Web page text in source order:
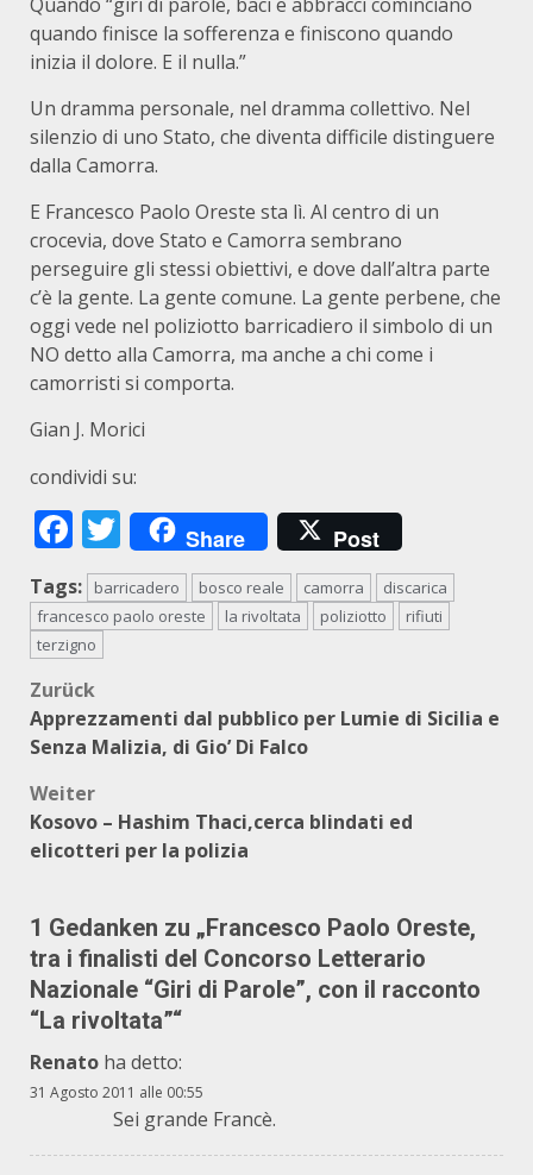
quando finisce la sofferenza e finiscono quando
inizia il dolore. E il nulla.”
Un dramma personale, nel dramma collettivo. Nel
silenzio di uno Stato, che diventa difficile distinguere
dalla Camorra.
E Francesco Paolo Oreste sta lì. Al centro di un
crocevia, dove Stato e Camorra sembrano
perseguire gli stessi obiettivi, e dove dall’altra parte
c’è la gente. La gente comune. La gente perbene, che
oggi vede nel poliziotto barricadiero il simbolo di un
NO detto alla Camorra, ma anche a chi come i
camorristi si comporta.
Gian J. Morici
condividi su:
Facebook
Twitter
Share Post
Tags: barricadero bosco reale camorra
discarica
francesco paolo oreste
la rivoltata poliziotto
rifiuti
terzigno
Beitragsnavigation
Zurück
Apprezzamenti dal pubblico per Lumie di Sicilia e
Senza Malizia, di Gio’ Di Falco
Weiter
Kosovo – Hashim Thaci,cerca blindati ed
elicotteri per la polizia
1 Gedanken zu „Francesco Paolo Oreste,
tra i finalisti del Concorso Letterario
Nazionale “Giri di Parole”, con il racconto
“La rivoltata”“
Renato ha detto:
31 Agosto 2011 alle 00:55
Sei grande Francè.